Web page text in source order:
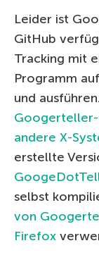
Leider ist
GitHub
Tracking mit
Programm
und
Googerteller-
andere X-
erstellte
selbst
von
Firefox